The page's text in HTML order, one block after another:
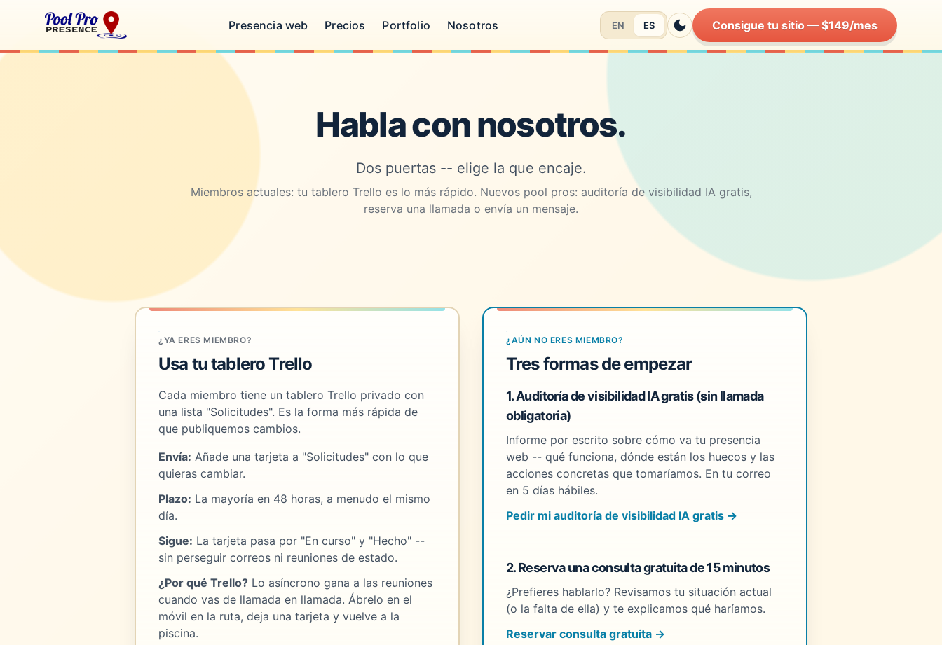
Presencia web Precios Portfolio Nosotros EN ES
Switch to Dark Mode
Consigue tu sitio — $149/mes
Habla con nosotros.
Dos puertas -- elige la que encaje.
Miembros actuales: tu tablero Trello es lo más rápido. Nuevos pool pros: auditoría de visibilidad IA gratis,
reserva una llamada o envía un mensaje.
¿YA ERES MIEMBRO?
Usa tu tablero Trello
Cada miembro tiene un tablero Trello privado con
una lista "Solicitudes". Es la forma más rápida de
que publiquemos cambios.
Envía: Añade una tarjeta a "Solicitudes" con lo que
quieras cambiar.
Plazo: La mayoría en 48 horas, a menudo el mismo
día.
Sigue: La tarjeta pasa por "En curso" y "Hecho" --
sin perseguir correos ni reuniones de estado.
¿Por qué Trello? Lo asíncrono gana a las reuniones
cuando vas de llamada en llamada. Ábrelo en el
móvil en la ruta, deja una tarjeta y vuelve a la
piscina.
¿AÚN NO ERES MIEMBRO?
Tres formas de empezar
1. Auditoría de visibilidad IA gratis (sin llamada
obligatoria)
Informe por escrito sobre cómo va tu presencia
web -- qué funciona, dónde están los huecos y las
acciones concretas que tomaríamos. En tu correo
en 5 días hábiles.
Pedir mi auditoría de visibilidad IA gratis →
2. Reserva una consulta gratuita de 15 minutos
¿Prefieres hablarlo? Revisamos tu situación actual
(o la falta de ella) y te explicamos qué haríamos.
Reservar consulta gratuita →